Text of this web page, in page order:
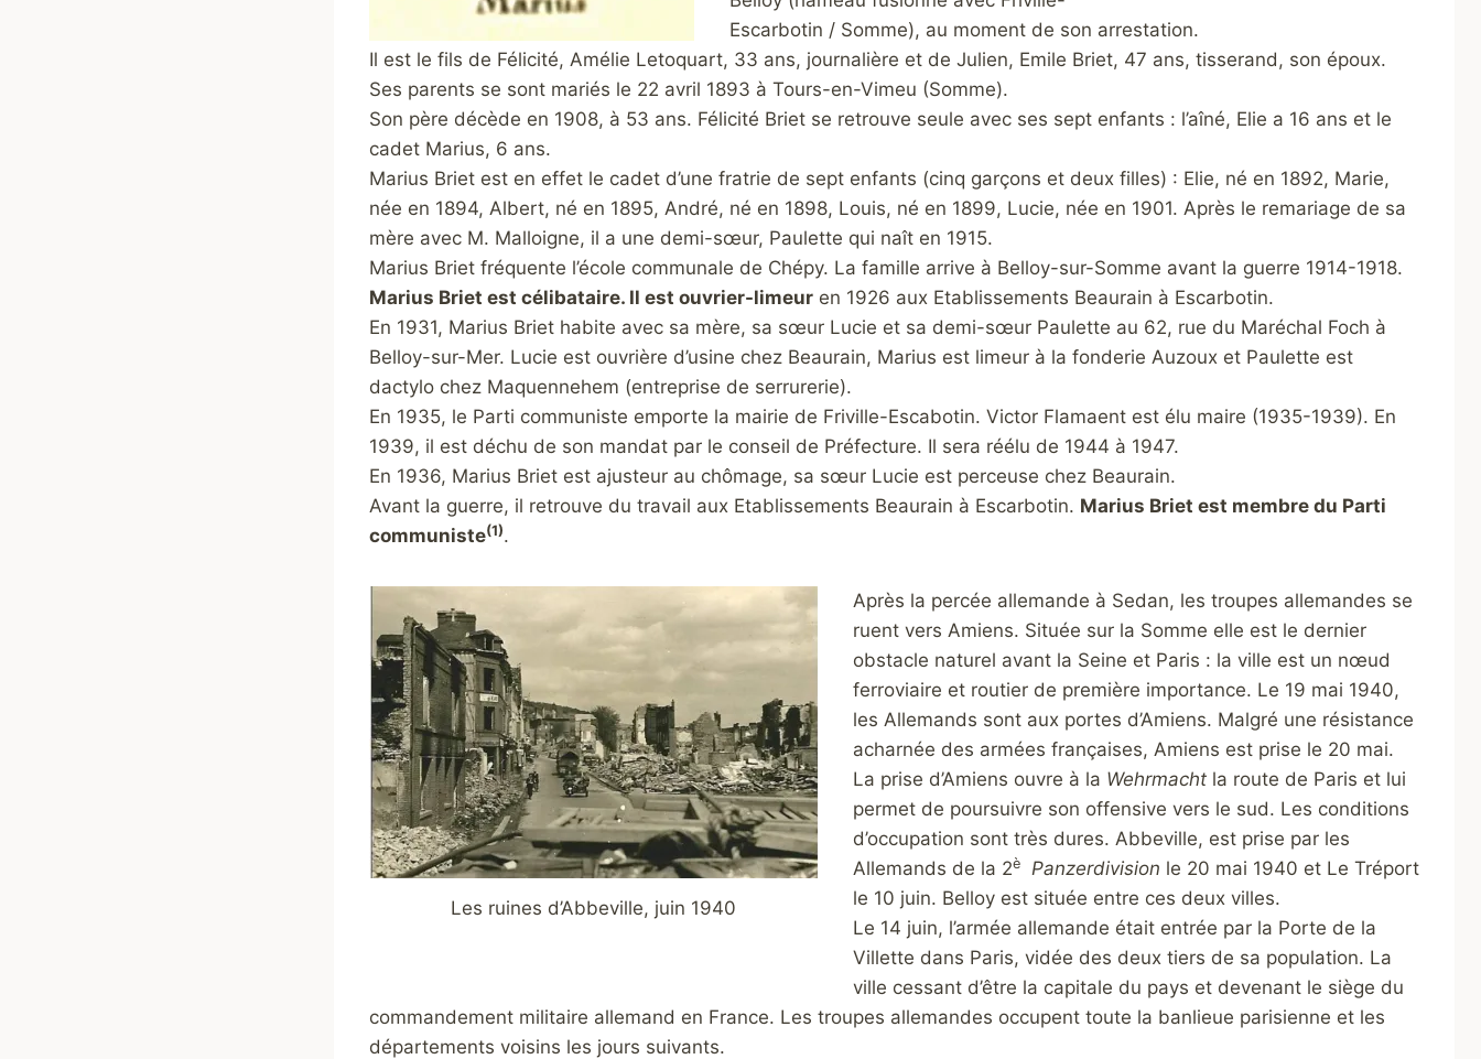
Escarbotin / Somme), au moment de son arrestation.
Il est le fils de Félicité, Amélie Letoquart, 33 ans, journalière et de Julien, Emile Briet, 47 ans, tisserand, son époux.
Ses parents se sont mariés le 22 avril 1893 à Tours-en-Vimeu (Somme).
Son père décède en 1908, à 53 ans. Félicité Briet se retrouve seule avec ses sept enfants : l’aîné, Elie a 16 ans et le
cadet Marius, 6 ans.
Marius Briet est en effet le cadet d’une fratrie de sept enfants (cinq garçons et deux filles) : Elie, né en 1892, Marie,
née en 1894, Albert, né en 1895, André, né en 1898, Louis, né en 1899, Lucie, née en 1901. Après le remariage de sa
mère avec M. Malloigne, il a une demi-sœur, Paulette qui naît en 1915.
Marius Briet fréquente l’école communale de Chépy. La famille arrive à Belloy-sur-Somme avant la guerre 1914-1918.
Marius Briet est célibataire. Il est ouvrier-limeuren 1926 aux Etablissements Beaurain à Escarbotin.
En 1931, Marius Briet habite avec sa mère, sa sœur Lucie et sa demi-sœur Paulette au 62, rue du Maréchal Foch à
Belloy-sur-Mer. Lucie est ouvrière d’usine chez Beaurain, Marius est limeur à la fonderie Auzoux et Paulette est
dactylo chez Maquennehem (entreprise de serrurerie).
En 1935, le Parti communiste emporte la mairie de Friville-Escabotin. Victor Flamaent est élu maire (1935-1939). En
1939, il est déchu de son mandat par le conseil de Préfecture. Il sera réélu de 1944 à 1947.
En 1936, Marius Briet est ajusteur au chômage, sa sœur Lucie est perceuse chez Beaurain.
Avant la guerre, il retrouve du travail aux Etablissements Beaurain à Escarbotin. Marius Briet est membre du Parti
communiste(1).
Les ruines d’Abbeville, juin 1940
Après la percée allemande à Sedan, les troupes allemandes se
ruent vers Amiens. Située sur la Somme elle est le dernier
obstacle naturel avant la Seine et Paris : la ville est un nœud
ferroviaire et routier de première importance. Le 19 mai 1940,
les Allemands sont aux portes d’Amiens. Malgré une résistance
acharnée des armées françaises, Amiens est prise le 20 mai.
La prise d’Amiens ouvre à la Wehrmacht la route de Paris et lui
permet de poursuivre son offensive vers le sud. Les conditions
d’occupation sont très dures. Abbeville, est prise par les
Allemands de la 2è Panzerdivision le 20 mai 1940 et Le Tréport
le 10 juin. Belloy est située entre ces deux villes.
Le 14 juin, l’armée allemande était entrée par la Porte de la
Villette dans Paris, vidée des deux tiers de sa population. La
ville cessant d’être la capitale du pays et devenant le siège du
commandement militaire allemand en France. Les troupes allemandes occupent toute la banlieue parisienne et les
départements voisins les jours suivants.